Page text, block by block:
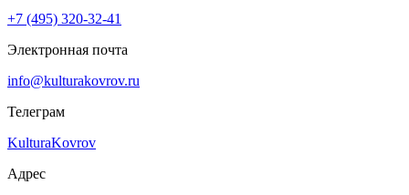
+7 (495) 320-32-41
Электронная почта
info@kulturakovrov.ru
Телеграм
KulturaKovrov
Адрес